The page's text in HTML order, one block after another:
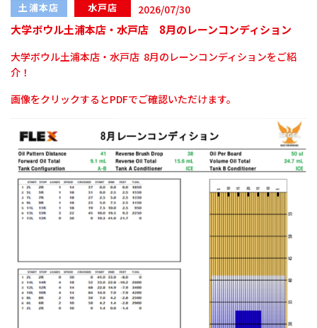
土浦本店 水戸店 2026/07/30
大学ボウル土浦本店・水戸店 8月のレーンコンディション
大学ボウル土浦本店・水戸店 8月のレーンコンディションをご紹
介！
画像をクリックするとPDFでご確認いただけます。